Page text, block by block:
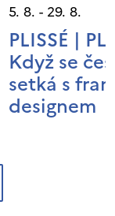
5. 8. - 29. 8.
PLISSÉ |
Když se
setká s
designem